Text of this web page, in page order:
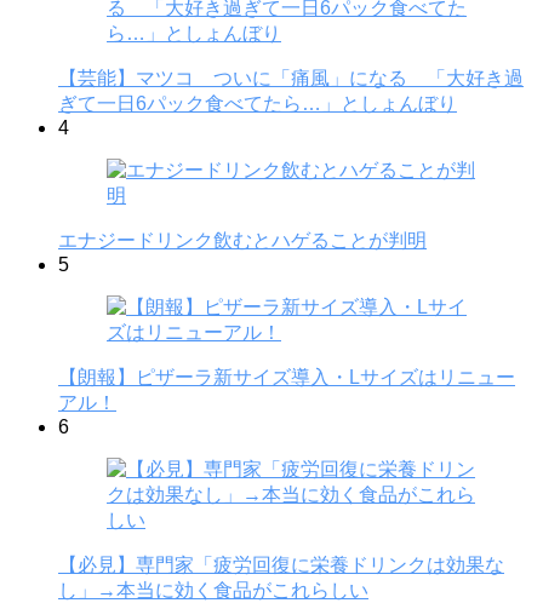
【芸能】マツコ ついに「痛風」になる 「大好き過
ぎて一日6パック食べてたら…」としょんぼり
4
エナジードリンク飲むとハゲることが判明
5
【朗報】ピザーラ新サイズ導入・Lサイズはリニュー
アル！
6
【必見】専門家「疲労回復に栄養ドリンクは効果な
し」→本当に効く食品がこれらしい